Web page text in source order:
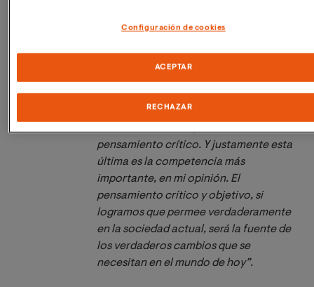
nuestra naturaleza universitaria
egresados no sólo adquieren
específicas, sino que también
desarrollan una serie de competencias
pensamiento crítico. Y justamente esta
última es la competencia más
importante, en mi opinión. El
pensamiento crítico y objetivo, si
logramos que permee verdaderamente
en la sociedad actual, será la fuente de
los verdaderos cambios que se
necesitan en el mundo de hoy”.
Configuración de cookies
RECHAZAR
ACEPTAR